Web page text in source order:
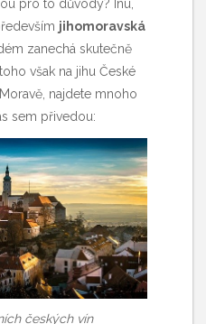
pro to důvody? Inu,
jihomoravská
zanechá skutečně
však na jihu České
najdete mnoho
sem přivedou:
českých vín